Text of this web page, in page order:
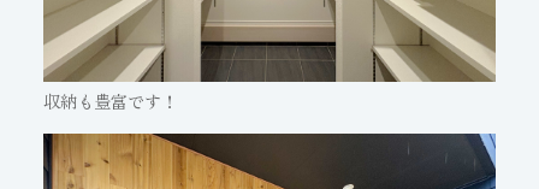
収納も豊富です！